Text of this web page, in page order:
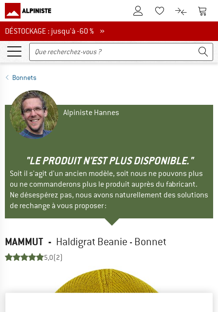
Vers le compte client
Vers la liste
Vers le
DÉSTOCKAGE : jusqu'à -60 %
DÉSTOCKAGE : jusqu'à -60 % »
Bonnets
Alpiniste Hannes
"LE PRODUIT N'EST PLUS DISPONIBLE."
Soit il s'agit d'un ancien modèle, soit nous ne pouvons plus
ou ne commanderons plus le produit auprès du fabricant.
Ne désespérez pas, nous avons naturellement des solutions
de rechange à vous proposer :
MAMMUT - Haldigrat Beanie - Bonnet
5,0(2)